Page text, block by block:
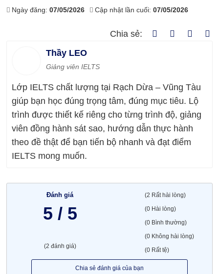
Ngày đăng:07/05/2026 Cập nhật lần cuối:07/05/2026
Chia sẻ:
Thầy LEO
Giảng viên IELTS
Lớp IELTS chất lượng tại Rạch Dừa – Vũng Tàu
giúp bạn học đúng trọng tâm, đúng mục tiêu. Lộ
trình được thiết kế riêng cho từng trình độ, giảng
viên đồng hành sát sao, hướng dẫn thực hành
theo đề thật để bạn tiến bộ nhanh và đạt điểm
IELTS mong muốn.
Đánh giá
5 / 5
(2 đánh giá)
(2 Rất hài lòng)
(0 Hài lòng)
(0 Bình thường)
(0 Không hài lòng)
(0 Rất tệ)
Chia sẻ đánh giá của bạn